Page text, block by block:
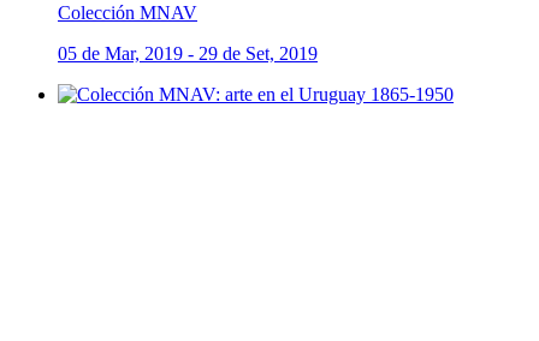
Colección MNAV
05 de Mar, 2019 - 29 de Set, 2019